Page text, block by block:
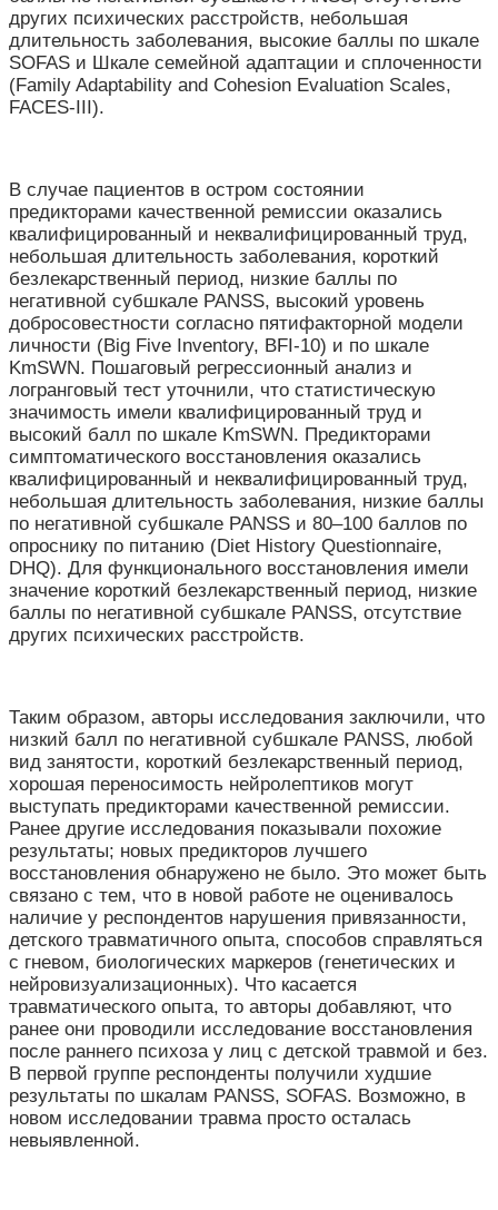
других психических расстройств, небольшая
длительность заболевания, высокие баллы по шкале
SOFAS и Шкале семейной адаптации и сплоченности
(Family Adaptability and Cohesion Evaluation Scales,
FACES-III).
В случае пациентов в остром состоянии
предикторами качественной ремиссии оказались
квалифицированный и неквалифицированный труд,
небольшая длительность заболевания, короткий
безлекарственный период, низкие баллы по
негативной субшкале PANSS, высокий уровень
добросовестности согласно пятифакторной модели
личности (Big Five Inventory, BFI-10) и по шкале
KmSWN. Пошаговый регрессионный анализ и
логранговый тест уточнили, что статистическую
значимость имели квалифицированный труд и
высокий балл по шкале KmSWN. Предикторами
симптоматического восстановления оказались
квалифицированный и неквалифицированный труд,
небольшая длительность заболевания, низкие баллы
по негативной субшкале PANSS и 80–100 баллов по
опроснику по питанию (Diet History Questionnaire,
DHQ). Для функционального восстановления имели
значение короткий безлекарственный период, низкие
баллы по негативной субшкале PANSS, отсутствие
других психических расстройств.
Таким образом, авторы исследования заключили, что
низкий балл по негативной субшкале PANSS, любой
вид занятости, короткий безлекарственный период,
хорошая переносимость нейролептиков могут
выступать предикторами качественной ремиссии.
Ранее другие исследования показывали похожие
результаты; новых предикторов лучшего
восстановления обнаружено не было. Это может быть
связано с тем, что в новой работе не оценивалось
наличие у респондентов нарушения привязанности,
детского травматичного опыта, способов справляться
с гневом, биологических маркеров (генетических и
нейровизуализационных). Что касается
травматического опыта, то авторы добавляют, что
ранее они проводили исследование восстановления
после раннего психоза у лиц с детской травмой и без.
В первой группе респонденты получили худшие
результаты по шкалам PANSS, SOFAS. Возможно, в
новом исследовании травма просто осталась
невыявленной.